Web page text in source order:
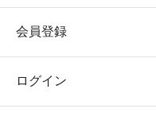
会員登録
ログイン